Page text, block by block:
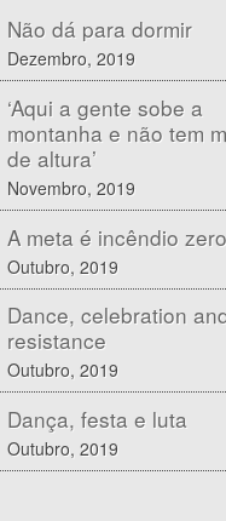
Não dá para dormir
Dezembro, 2019
‘Aqui a gente sobe a
montanha e não tem
de altura’
Novembro, 2019
A meta é incêndio zero
Outubro, 2019
Dance, celebration
resistance
Outubro, 2019
Dança, festa e luta
Outubro, 2019